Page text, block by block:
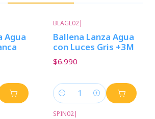
Agua
BLAGL02|
Ballena Lanza Agua
con Luces Gris +3M
$6.990
Cantidad
SPIN02|